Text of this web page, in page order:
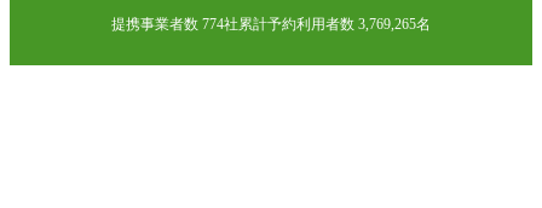
提携事業者数 774社累計予約利用者数 3,769,265名